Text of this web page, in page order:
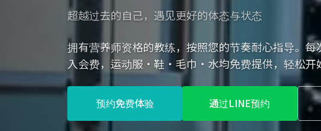
超越过去的自己，遇见更好的体态与状态
拥有营养师资格的教练，按照您的节奏耐心指导。每
入会费，运动服・鞋・毛巾・水均免费提供，轻松开
预约免费体验 通过LINE预约